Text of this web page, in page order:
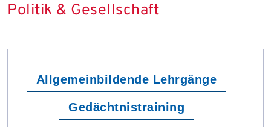
Politik & Gesellschaft
Allgemeinbildende Lehrgänge
Gedächtnistraining